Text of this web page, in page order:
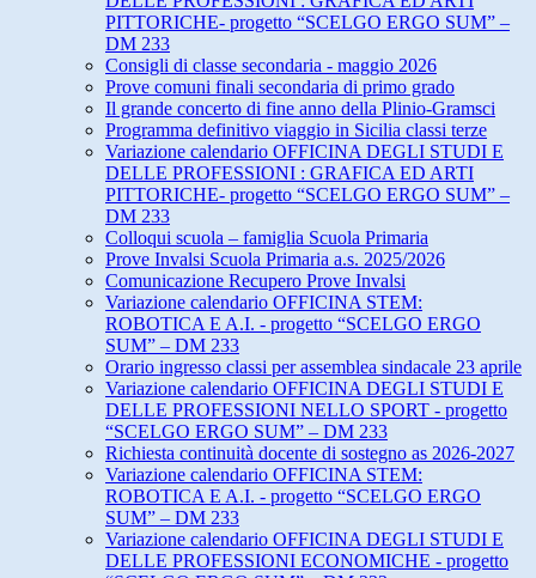
PITTORICHE- progetto “SCELGO ERGO SUM” –
DM 233
Consigli di classe secondaria - maggio 2026
Prove comuni finali secondaria di primo grado
Il grande concerto di fine anno della Plinio-Gramsci
Programma definitivo viaggio in Sicilia classi terze
Variazione calendario OFFICINA DEGLI STUDI E
DELLE PROFESSIONI : GRAFICA ED ARTI
PITTORICHE- progetto “SCELGO ERGO SUM” –
DM 233
Colloqui scuola – famiglia Scuola Primaria
Prove Invalsi Scuola Primaria a.s. 2025/2026
Comunicazione Recupero Prove Invalsi
Variazione calendario OFFICINA STEM:
ROBOTICA E A.I. - progetto “SCELGO ERGO
SUM” – DM 233
Orario ingresso classi per assemblea sindacale 23 aprile
Variazione calendario OFFICINA DEGLI STUDI E
DELLE PROFESSIONI NELLO SPORT - progetto
“SCELGO ERGO SUM” – DM 233
Richiesta continuità docente di sostegno as 2026-2027
Variazione calendario OFFICINA STEM:
ROBOTICA E A.I. - progetto “SCELGO ERGO
SUM” – DM 233
Variazione calendario OFFICINA DEGLI STUDI E
DELLE PROFESSIONI ECONOMICHE - progetto